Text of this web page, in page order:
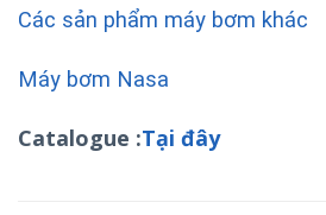
Các sản phẩm máy bơm khác
Máy bơm Nasa
Catalogue :Tại đây